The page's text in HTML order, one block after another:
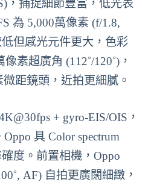
，捕捉細節豐富，低光表
為 5,000萬像素 (f/1.8,
但感光元件更大，色彩
素超廣角 (112˚/120˚)，
距鏡頭，近拍更細膩。
+ gyro-EIS/OIS，
具 Color spectrum
度。前置相機，Oppo
AF) 自拍更廣闊細緻，